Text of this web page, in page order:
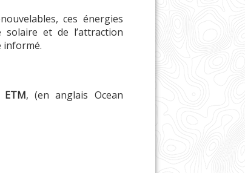
ces énergies
solaire et de l’attraction
informé.
, (en anglais Ocean